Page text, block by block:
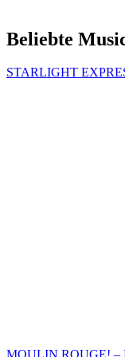
Beliebte
STARLIGHT